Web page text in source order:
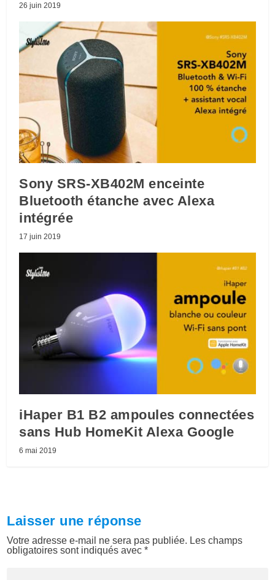
26 juin 2019
Sony SRS-XB402M enceinte
Bluetooth étanche avec Alexa
intégrée
17 juin 2019
iHaper B1 B2 ampoules connectées
sans Hub HomeKit Alexa Google
6 mai 2019
Laisser une réponse
Votre adresse e-mail ne sera pas publiée. Les champs
obligatoires sont indiqués avec*